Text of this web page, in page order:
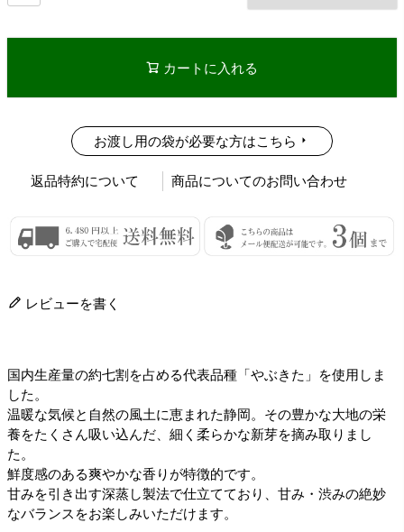
カートに入れる
お渡し用の袋が必要な方はこちら
返品特約について 商品についてのお問い合わせ
レビューを書く
国内生産量の約七割を占める代表品種「やぶきた」を使用しま
した。
温暖な気候と自然の風土に恵まれた静岡。その豊かな大地の栄
養をたくさん吸い込んだ、細く柔らかな新芽を摘み取りまし
た。
鮮度感のある爽やかな香りが特徴的です。
甘みを引き出す深蒸し製法で仕立てており、甘み・渋みの絶妙
なバランスをお楽しみいただけます。